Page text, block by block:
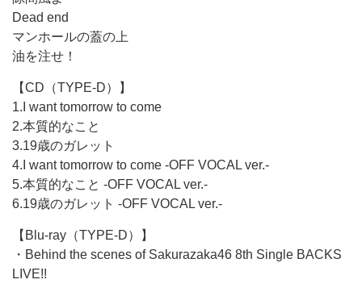
Dead end
マンホールの蓋の上
油を注せ！
【CD（TYPE-D）】
1.I want tomorrow to come
2.本質的なこと
3.19歳のガレット
4.I want tomorrow to come -OFF VOCAL ver.-
5.本質的なこと -OFF VOCAL ver.-
6.19歳のガレット -OFF VOCAL ver.-
【Blu-ray（TYPE-D）】
・Behind the scenes of Sakurazaka46 8th Single BACKS
LIVE!!